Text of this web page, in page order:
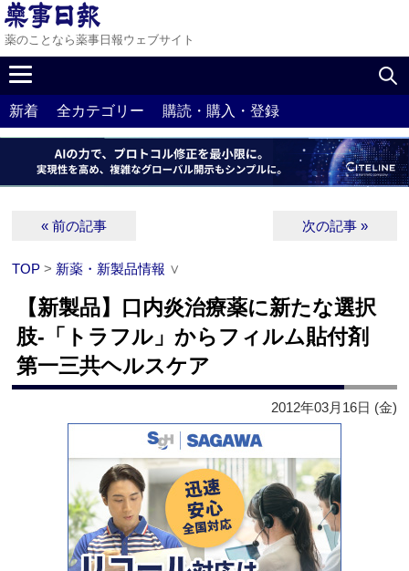
薬のことなら薬事日報ウェブサイト
新着 全カテゴリー 購読・購入・登録
« 前の記事 次の記事 »
TOP > 新薬・新製品情報 ∨
【新製品】口内炎治療薬に新たな選択
肢‐「トラフル」からフィルム貼付剤
第一三共ヘルスケア
2012年03月16日 (金)